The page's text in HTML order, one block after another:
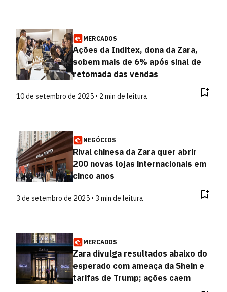
MERCADOS
Ações da Inditex, dona da Zara,
sobem mais de 6% após sinal de
retomada das vendas
10 de setembro de 2025 • 2 min de leitura
NEGÓCIOS
Rival chinesa da Zara quer abrir
200 novas lojas internacionais em
cinco anos
3 de setembro de 2025 • 3 min de leitura
MERCADOS
Zara divulga resultados abaixo do
esperado com ameaça da Shein e
tarifas de Trump; ações caem